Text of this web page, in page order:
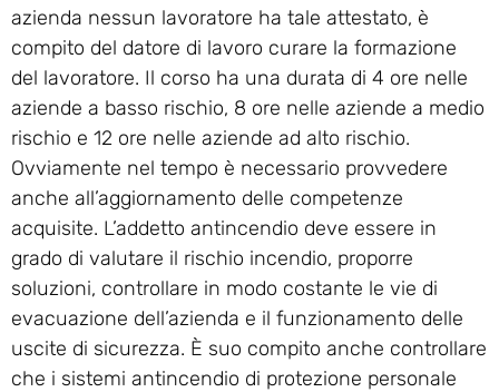
azienda nessun lavoratore ha tale attestato, è
compito del datore di lavoro curare la formazione
del lavoratore. Il corso ha una durata di 4 ore nelle
aziende a basso rischio, 8 ore nelle aziende a medio
rischio e 12 ore nelle aziende ad alto rischio.
Ovviamente nel tempo è necessario provvedere
anche all’aggiornamento delle competenze
acquisite. L’addetto antincendio deve essere in
grado di valutare il rischio incendio, proporre
soluzioni, controllare in modo costante le vie di
evacuazione dell’azienda e il funzionamento delle
uscite di sicurezza. È suo compito anche controllare
che i sistemi antincendio di protezione personale